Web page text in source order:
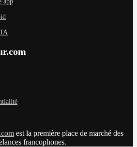
IA
est la première place de marché des
francophones.